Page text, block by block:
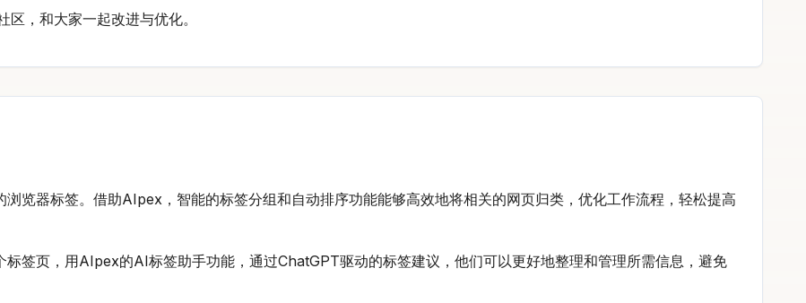
，和大家一起改进与优化。
浏览器标签。借助AIpex，智能的标签分组和自动排序功能能够高效地将相关的网页归类，优化工作流程，轻松提高
标签页，用AIpex的AI标签助手功能，通过ChatGPT驱动的标签建议，他们可以更好地整理和管理所需信息，避免